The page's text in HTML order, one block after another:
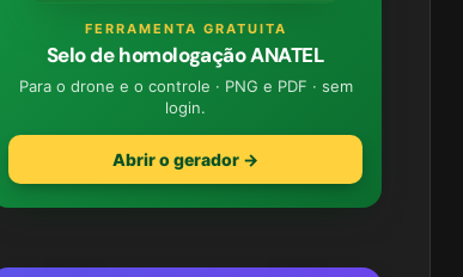
FERRAMENTA GRATUITA
Selo de homologação ANATEL
Para o drone e o controle · PNG e PDF · sem
login.
Abrir o gerador →